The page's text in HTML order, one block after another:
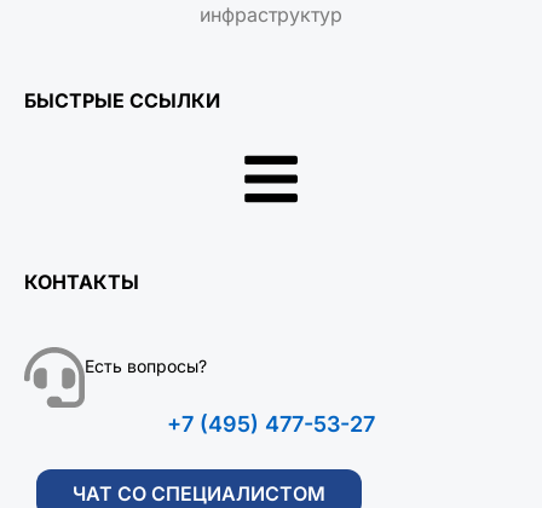
инфраструктур
БЫСТРЫЕ ССЫЛКИ
КОНТАКТЫ
Есть вопросы?
+7 (495) 477-53-27
ЧАТ СО СПЕЦИАЛИСТОМ